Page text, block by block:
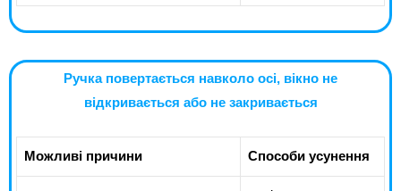
Ручка повертається навколо осі, вікно не
відкривається або не закривається
Можливі причини Способи усунення